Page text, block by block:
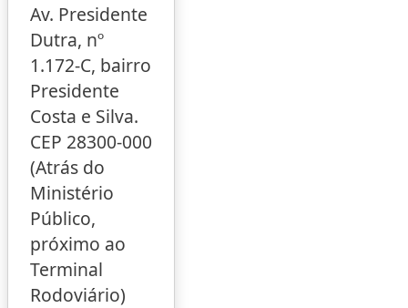
Av. Presidente
Dutra, nº
1.172-C, bairro
Presidente
Costa e Silva.
CEP 28300-000
(Atrás do
Ministério
Público,
próximo ao
Terminal
Rodoviário)